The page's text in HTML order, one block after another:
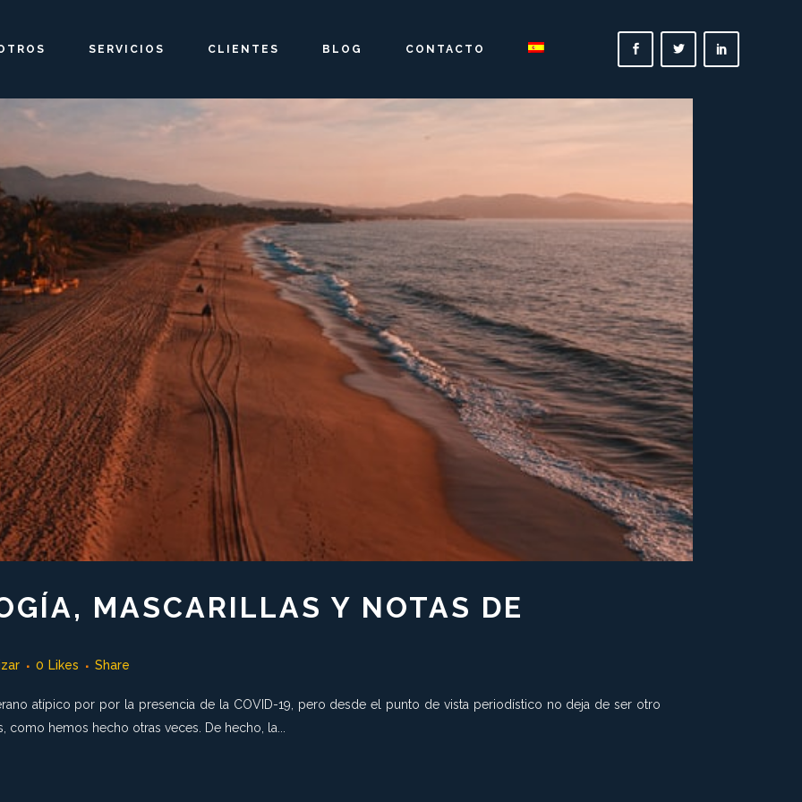
SERVICIOS CLIENTES BLOG CONTACTO
MASCARILLAS Y NOTAS DE
0 Likes Share
atípico por por la presencia de la COVID-19, pero desde el punto de vista periodístico no deja de ser otro
hemos hecho otras veces. De hecho, la...